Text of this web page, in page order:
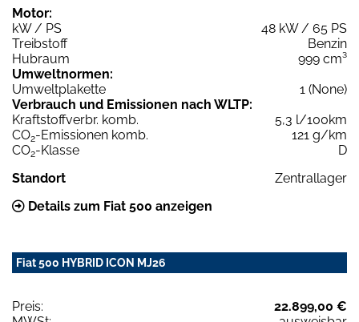
Motor:
kW / PS
48 kW / 65 PS
Treibstoff
Benzin
Hubraum
999 cm³
Umweltnormen:
Umweltplakette
1 (None)
Verbrauch und Emissionen nach WLTP:
Kraftstoffverbr. komb.
5,3 l/100km
CO2-Emissionen komb.
121 g/km
CO2-Klasse
D
Standort
Zentrallager
Details zum Fiat 500 anzeigen
Fiat 500 HYBRID ICON MJ26
Preis:
22.899,00 €